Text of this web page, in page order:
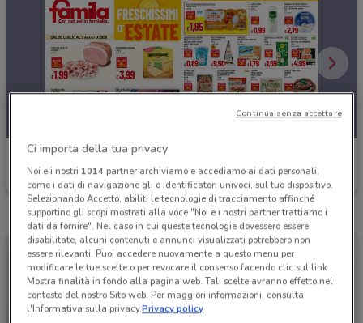
Famila
Scade domani 857 m
Ci importa della tua privacy
Noi e i nostri 1014partner archiviamo e accediamo ai dati personali,
come i dati di navigazione gli o identificatori univoci, sul tuo dispositivo.
Selezionando Accetto, abiliti le tecnologie di tracciamento affinché
supportino gli scopi mostrati alla voce "Noi e i nostri partner trattiamo i
dati da fornire". Nel caso in cui queste tecnologie dovessero essere
disabilitate, alcuni contenuti e annunci visualizzati potrebbero non
essere rilevanti. Puoi accedere nuovamente a questo menu per
modificare le tue scelte o per revocare il consenso facendo clic sul link
Mostra finalità in fondo alla pagina web. Tali scelte avranno effetto nel
contesto del nostro Sito web. Per maggiori informazioni, consulta
l'Informativa sulla privacy.Privacy policy
Continua senza accettare